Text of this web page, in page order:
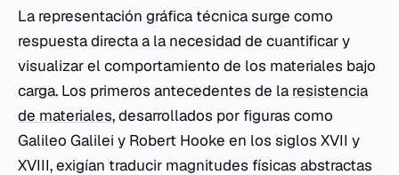
La representación gráfica técnica surge como
respuesta directa a la necesidad de cuantificar y
visualizar el comportamiento de los materiales bajo
carga. Los primeros antecedentes de la resistencia
de materiales, desarrollados por figuras como
Galileo Galilei y Robert Hooke en los siglos XVII y
XVIII, exigían traducir magnitudes físicas abstractas